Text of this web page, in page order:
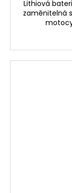
Lithiová
zaměnitelná